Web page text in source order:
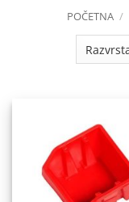
POČETNA /